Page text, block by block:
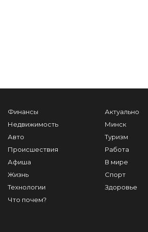
Финансы
Недвижимость
Авто
Происшествия
Афиша
Жизнь
Технологии
Что почем?
Актуально
Минск
Туризм
Работа
В мире
Спорт
Здоровье